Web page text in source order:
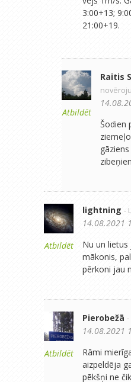
3:00+13;
21:00+19.
Atbildēt
Raitis
Šodien
Atbildēt
lightning -
14.08.2021
Nu un lietus
mākonis,
pērkoni jau
Atbildēt
Pierobežā -
14.08.2021
Rāmi
aizpeldēja
pēkšņi ne